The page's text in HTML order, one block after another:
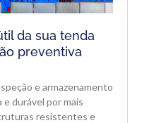
da sua tenda
preventiva
e armazenamento
durável por mais
resistentes e